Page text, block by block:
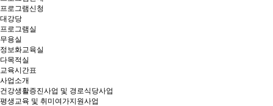
프로그램신청
대강당
프로그램실
무용실
정보화교육실
다목적실
교육시간표
사업소개
건강생활증진사업 및 경로식당사업
평생교육 및 취미여가지원사업